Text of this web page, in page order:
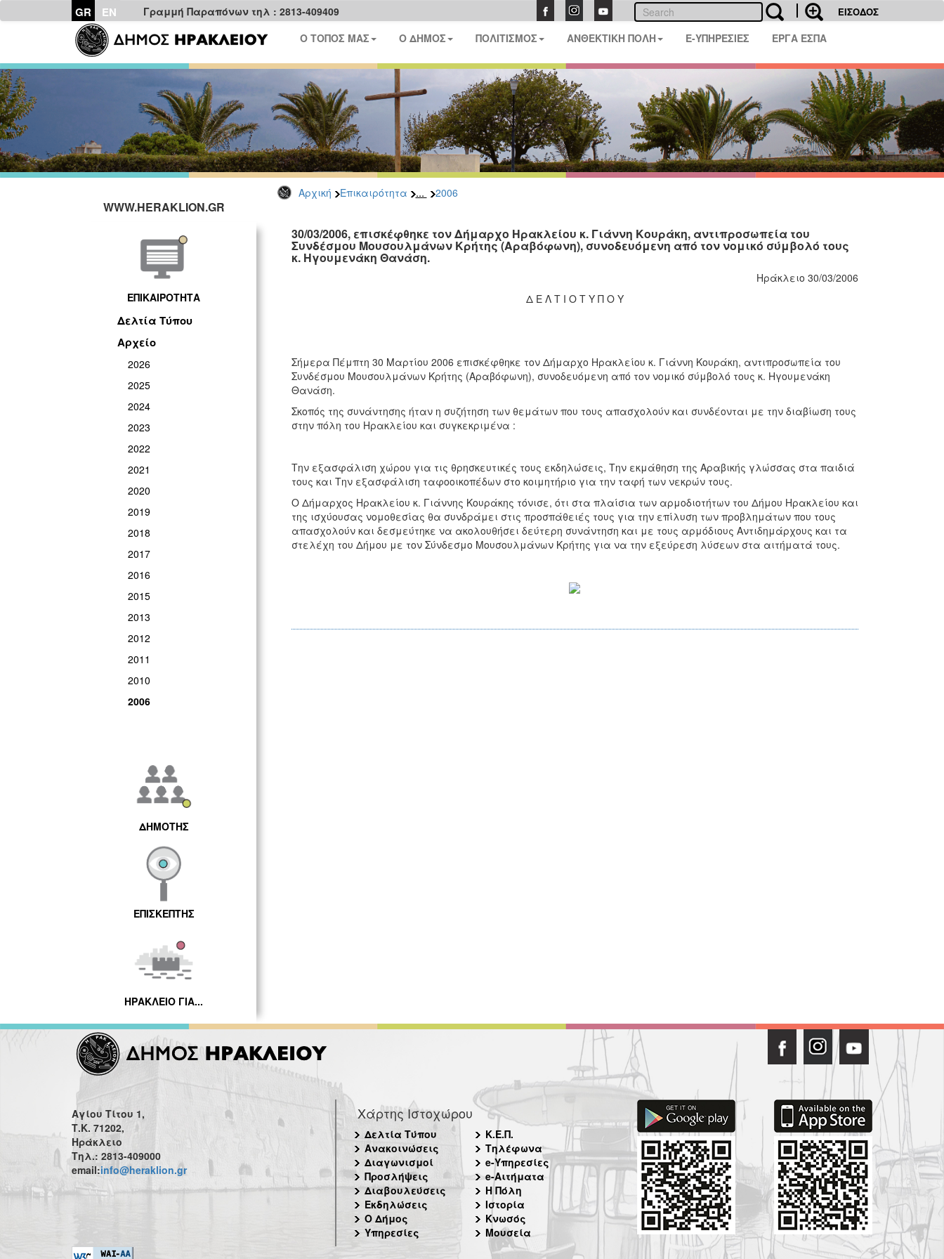
GR EN Γραμμή Παραπόνων τηλ : 2813-409409 ΕΙΣΟΔΟΣ
Ο ΤΟΠΟΣ ΜΑΣ Ο ΔΗΜΟΣ ΠΟΛΙΤΙΣΜΟΣ ΑΝΘΕΚΤΙΚΗ ΠΟΛΗ E-ΥΠΗΡΕΣΙΕΣ ΕΡΓΑ ΕΣΠΑ
Αρχική Επικαιρότητα ... 2006
WWW.HERAKLION.GR
ΕΠΙΚΑΙΡΟΤΗΤΑ
Δελτία Τύπου
Αρχείο
2026
2025
2024
2023
2022
2021
2020
2019
2018
2017
2016
2015
2013
2012
2011
2010
2006
ΔΗΜΟΤΗΣ
ΕΠΙΣΚΕΠΤΗΣ
ΗΡΑΚΛΕΙΟ ΓΙΑ...
30/03/2006, επισκέφθηκε τον Δήμαρχο Ηρακλείου κ. Γιάννη Κουράκη, αντιπροσωπεία του
Συνδέσμου Μουσουλμάνων Κρήτης (Αραβόφωνη), συνοδευόμενη από τον νομικό σύμβολό τους
κ. Ηγουμενάκη Θανάση.
Ηράκλειο 30/03/2006
Δ Ε Λ Τ Ι Ο Τ Υ Π Ο Υ
Σήμερα Πέμπτη 30 Μαρτίου 2006 επισκέφθηκε τον Δήμαρχο Ηρακλείου κ. Γιάννη Κουράκη, αντιπροσωπεία του
Συνδέσμου Μουσουλμάνων Κρήτης (Αραβόφωνη), συνοδευόμενη από τον νομικό σύμβολό τους κ. Ηγουμενάκη
Θανάση.
Σκοπός της συνάντησης ήταν η συζήτηση των θεμάτων που τους απασχολούν και συνδέονται με την διαβίωση τους
στην πόλη του Ηρακλείου και συγκεκριμένα :
Την εξασφάλιση χώρου για τις θρησκευτικές τους εκδηλώσεις, Την εκμάθηση της Αραβικής γλώσσας στα παιδιά
τους και Την εξασφάλιση ταφοοικοπέδων στο κοιμητήριο για την ταφή των νεκρών τους.
Ο Δήμαρχος Ηρακλείου κ. Γιάννης Κουράκης τόνισε, ότι στα πλαίσια των αρμοδιοτήτων του Δήμου Ηρακλείου και
της ισχύουσας νομοθεσίας θα συνδράμει στις προσπάθειές τους για την επίλυση των προβλημάτων που τους
απασχολούν και δεσμεύτηκε να ακολουθήσει δεύτερη συνάντηση και με τους αρμόδιους Αντιδημάρχους και τα
στελέχη του Δήμου με τον Σύνδεσμο Μουσουλμάνων Κρήτης για να την εξεύρεση λύσεων στα αιτήματά τους.
Αγίου Τίτου 1,
Τ.Κ. 71202,
Ηράκλειο
Τηλ.: 2813-409000
email:info@heraklion.gr
Χάρτης Ιστοχώρου
Δελτία Τύπου
Ανακοινώσεις
Διαγωνισμοί
Προσλήψεις
Διαβουλεύσεις
Εκδηλώσεις
Ο Δήμος
Υπηρεσίες
Κ.Ε.Π.
Τηλέφωνα
e-Υπηρεσίες
e-Αιτήματα
Η Πόλη
Ιστορία
Κνωσός
Μουσεία